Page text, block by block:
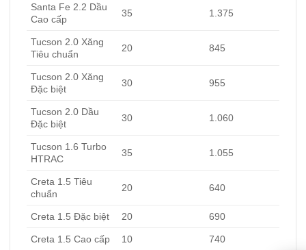
Santa Fe 2.2 Dầu
Cao cấp
35 1.375
Tucson 2.0 Xăng
Tiêu chuẩn
20 845
Tucson 2.0 Xăng
Đặc biệt
30 955
Tucson 2.0 Dầu
Đặc biệt
30 1.060
Tucson 1.6 Turbo
HTRAC
35 1.055
Creta 1.5 Tiêu
chuẩn
20 640
Creta 1.5 Đặc biệt 20 690
Creta 1.5 Cao cấp 10 740